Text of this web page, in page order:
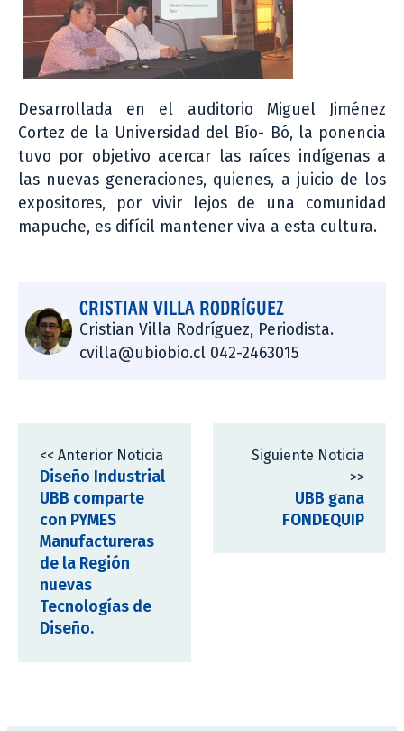
Desarrollada en el auditorio Miguel Jiménez
Cortez de la Universidad del Bío- Bó, la ponencia
tuvo por objetivo acercar las raíces indígenas a
las nuevas generaciones, quienes, a juicio de los
expositores, por vivir lejos de una comunidad
mapuche, es difícil mantener viva a esta cultura.
CRISTIAN VILLA RODRÍGUEZ
Cristian Villa Rodríguez, Periodista.
cvilla@ubiobio.cl 042-2463015
<< Anterior Noticia
Diseño Industrial
UBB comparte
con PYMES
Manufactureras
de la Región
nuevas
Tecnologías de
Diseño.
Siguiente Noticia
>>
UBB gana
FONDEQUIP